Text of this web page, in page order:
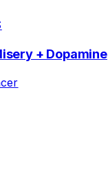
+ Dopamine